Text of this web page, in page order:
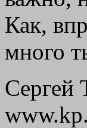
Как,
много